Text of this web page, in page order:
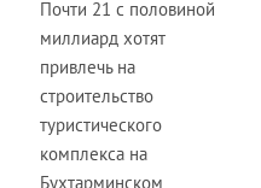
Почти 21 с половиной
миллиард хотят
привлечь на
строительство
туристического
комплекса на
Бухтарминском